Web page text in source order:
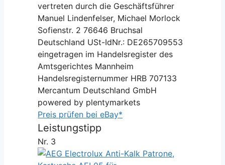
vertreten durch die Geschäftsführer
Manuel Lindenfelser, Michael Morlock
Sofienstr. 2 76646 Bruchsal
Deutschland USt-IdNr.: DE265709553
eingetragen im Handelsregister des
Amtsgerichtes Mannheim
Handelsregisternummer HRB 707133
Mercantum Deutschland GmbH
powered by plentymarkets
Preis prüfen bei eBay*
Leistungstipp
Nr. 3